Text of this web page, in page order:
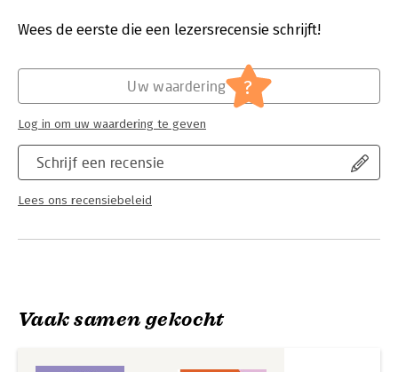
Verschijningsdatum:
7-3-2025
Wees de eerste die een lezersrecensie schrijft!
Schrijf een recensie
Lees ons recensiebeleid
Uw waardering ?
Log in om uw waardering te geven
Vaak samen gekocht